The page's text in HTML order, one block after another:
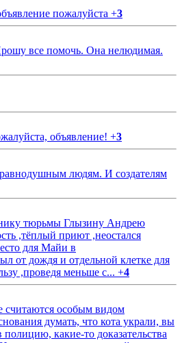
пожалуйста +3
все помочь. Она нелюдимая.
объявление! +3
людям. И создателям
тюрьмы Глызину Андрею
,тёплый приют ,неостался
для Майи в
от дождя и отдельной клетке для
,проведя меньше с... +4
особым видом
думать, что кота украли, вы
какие-то доказательства